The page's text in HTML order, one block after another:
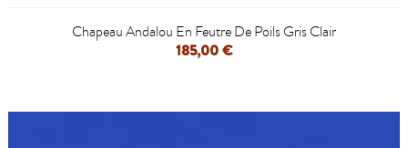
Chapeau Andalou En Feutre De Poils Gris Clair
185,00 €